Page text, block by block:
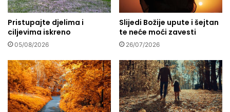
a
i
n
s
i
r
a
c
i
Pristupajte djelima i
ciljevima iskreno
05/08/2026
Slijedi Božije upute i šejtan
te neće moći zavesti
26/07/2026